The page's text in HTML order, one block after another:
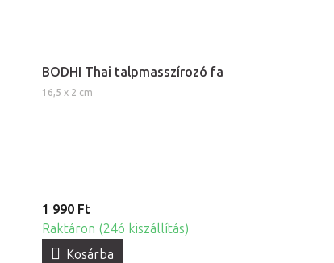
BODHI Thai talpmasszírozó fa
16,5 x 2 cm
1 990 Ft
Raktáron (24ó kiszállítás)
Kosárba